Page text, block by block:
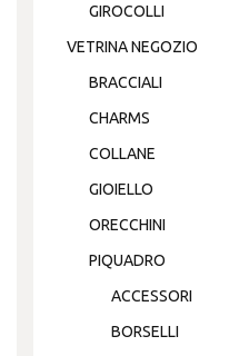
GIROCOLLI
VETRINA NEGOZIO
BRACCIALI
CHARMS
COLLANE
GIOIELLO
ORECCHINI
PIQUADRO
ACCESSORI
BORSELLI